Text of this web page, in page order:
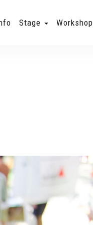
Stage Workshop